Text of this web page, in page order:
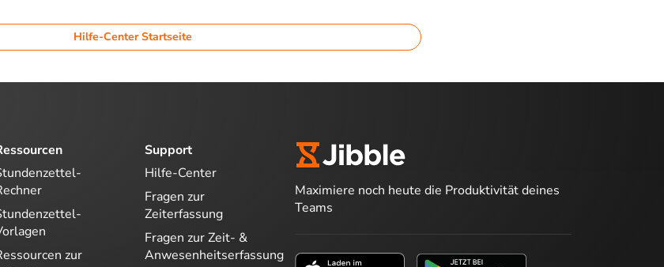
Hilfe-Center Startseite
zur
Support
Hilfe-Center
Fragen zur
Zeiterfassung
Fragen zur Zeit- &
Anwesenheitserfassung
Maximiere noch heute die Produktivität deines
Teams